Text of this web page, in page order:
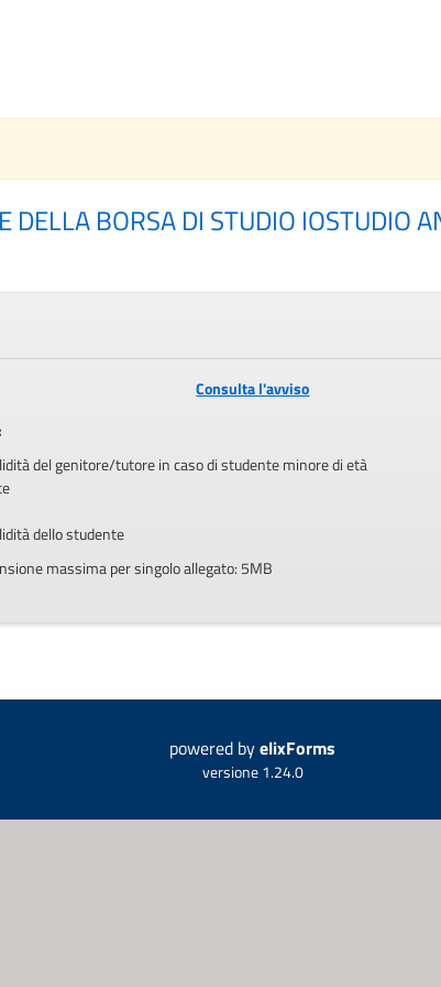
DELLA BORSA DI STUDIO IOSTUDIO
Consulta l'avviso
del genitore/tutore in caso di studente minore di età
dello studente
massima per singolo allegato: 5MB
powered byelixForms
versione 1.24.0